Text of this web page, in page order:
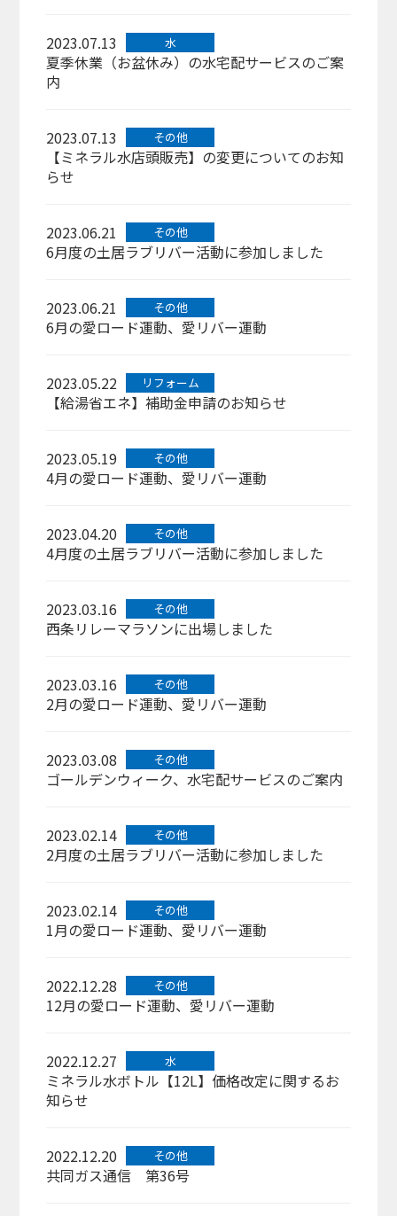
2023.07.13 水
夏季休業（お盆休み）の水宅配サービスのご案
内
2023.07.13 その他
【ミネラル水店頭販売】の変更についてのお知
らせ
2023.06.21 その他
6月度の土居ラブリバー活動に参加しました
2023.06.21 その他
6月の愛ロード運動、愛リバー運動
2023.05.22 リフォーム
【給湯省エネ】補助金申請のお知らせ
2023.05.19 その他
4月の愛ロード運動、愛リバー運動
2023.04.20 その他
4月度の土居ラブリバー活動に参加しました
2023.03.16 その他
西条リレーマラソンに出場しました
2023.03.16 その他
2月の愛ロード運動、愛リバー運動
2023.03.08 その他
ゴールデンウィーク、水宅配サービスのご案内
2023.02.14 その他
2月度の土居ラブリバー活動に参加しました
2023.02.14 その他
1月の愛ロード運動、愛リバー運動
2022.12.28 その他
12月の愛ロード運動、愛リバー運動
2022.12.27 水
ミネラル水ボトル【12L】価格改定に関するお
知らせ
2022.12.20 その他
共同ガス通信 第36号